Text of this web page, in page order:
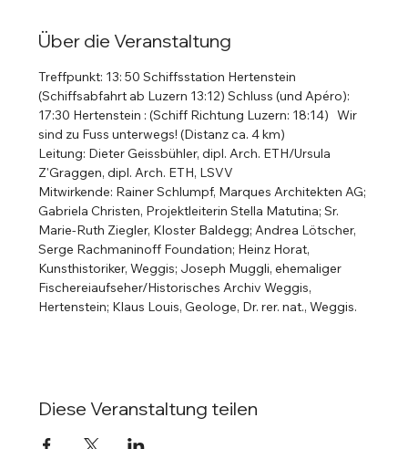
Über die Veranstaltung
Treffpunkt: 13: 50 Schiffsstation Hertenstein
(Schiffsabfahrt ab Luzern 13:12) Schluss (und Apéro):
17:30 Hertenstein : (Schiff Richtung Luzern: 18:14)   Wir
sind zu Fuss unterwegs! (Distanz ca. 4 km)
Leitung: Dieter Geissbühler, dipl. Arch. ETH/Ursula
Z'Graggen, dipl. Arch. ETH, LSVV
Mitwirkende: Rainer Schlumpf, Marques Architekten AG;
Gabriela Christen, Projektleiterin Stella Matutina; Sr.
Marie-Ruth Ziegler, Kloster Baldegg; Andrea Lötscher,
Serge Rachmaninoff Foundation; Heinz Horat,
Kunsthistoriker, Weggis; Joseph Muggli, ehemaliger
Fischereiaufseher/Historisches Archiv Weggis,
Hertenstein; Klaus Louis, Geologe, Dr. rer. nat., Weggis.
Diese Veranstaltung teilen